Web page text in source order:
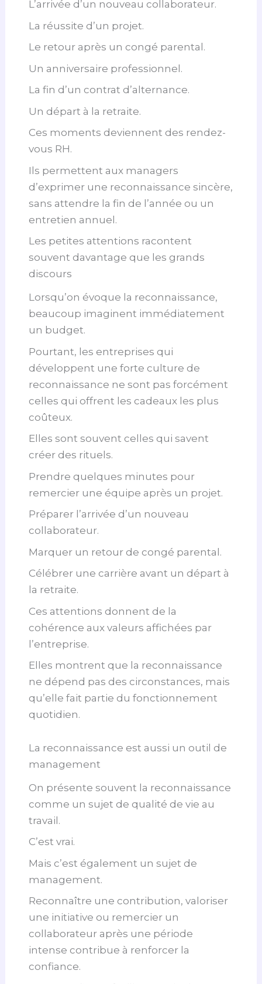
L’arrivée d’un nouveau collaborateur.
La réussite d’un projet.
Le retour après un congé parental.
Un anniversaire professionnel.
La fin d’un contrat d’alternance.
Un départ à la retraite.
Ces moments deviennent des rendez-
vous RH.
Ils permettent aux managers
d’exprimer une reconnaissance sincère,
sans attendre la fin de l’année ou un
entretien annuel.
Les petites attentions racontent
souvent davantage que les grands
discours
Lorsqu’on évoque la reconnaissance,
beaucoup imaginent immédiatement
un budget.
Pourtant, les entreprises qui
développent une forte culture de
reconnaissance ne sont pas forcément
celles qui offrent les cadeaux les plus
coûteux.
Elles sont souvent celles qui savent
créer des rituels.
Prendre quelques minutes pour
remercier une équipe après un projet.
Préparer l’arrivée d’un nouveau
collaborateur.
Marquer un retour de congé parental.
Célébrer une carrière avant un départ à
la retraite.
Ces attentions donnent de la
cohérence aux valeurs affichées par
l’entreprise.
Elles montrent que la reconnaissance
ne dépend pas des circonstances, mais
qu’elle fait partie du fonctionnement
quotidien.
La reconnaissance est aussi un outil de
management
On présente souvent la reconnaissance
comme un sujet de qualité de vie au
travail.
C’est vrai.
Mais c’est également un sujet de
management.
Reconnaître une contribution, valoriser
une initiative ou remercier un
collaborateur après une période
intense contribue à renforcer la
confiance.